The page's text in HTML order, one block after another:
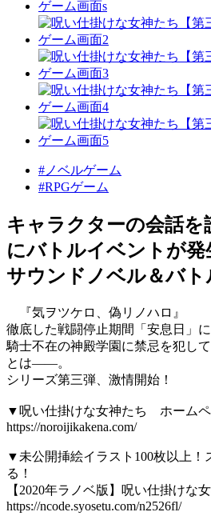
#ノベルゲーム
#RPGゲーム
キャラクターの会話を
にバトルイベントが発
サウンドノベル＆バト
『気ヲツケロ、偽リノハロ』
徹底した戦闘停止期間「安息日」
騎士不在の神殿学園に禁忌を犯し
とは――。
シリーズ第三弾、激情開始！
▼呪い仕掛けな女神たち ホームペ
https://noroijikakena.com/
▼未公開挿絵イラスト100枚以上！
る！
【2020年ラノベ版】呪い仕掛けな
https://ncode.syosetu.com/n2526fl/